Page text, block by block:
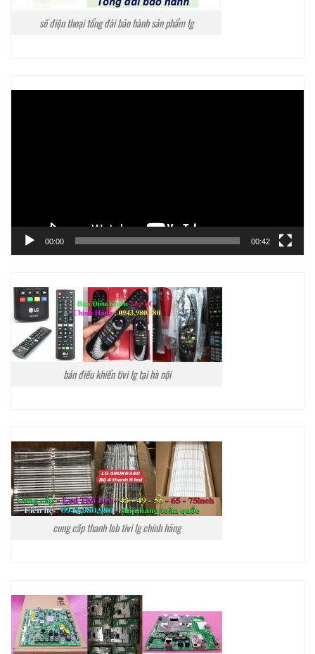
số điện thoại tổng đài bảo hành sản phẩm lg
00:00 00:42
bán điều khiển tivi lg tại hà nội
cung cấp thanh leb tivi lg chính hãng